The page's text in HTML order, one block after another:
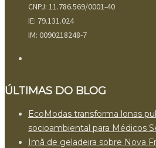
CNPJ: 11.786.569/0001-40
IE: 79.131.024
IM: 0090218248-7
ÚLTIMAS DO BLOG
EcoModas transforma lonas
socioambiental para Médicos
Imã de geladeira sobre Nova